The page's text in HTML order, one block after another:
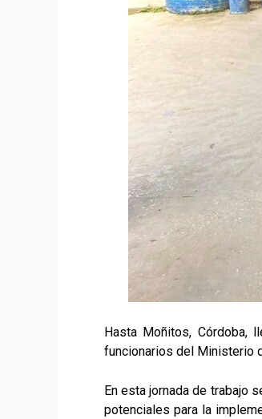
Hasta Moñitos, Córdoba,
funcionarios del Ministerio
En esta jornada de
potenciales para la